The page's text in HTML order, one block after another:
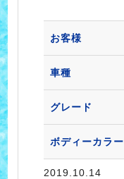
お客様
車種
グレード
ボディーカラー
2019.10.14